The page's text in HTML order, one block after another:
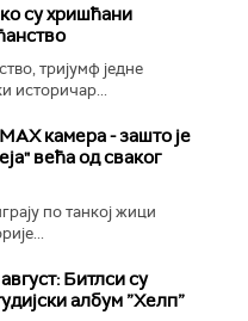
су хришћани
тријумф једне
историчар...
камера - зашто је
већа од сваког
по танкој жици
Битлси су
албум ”Хелп”